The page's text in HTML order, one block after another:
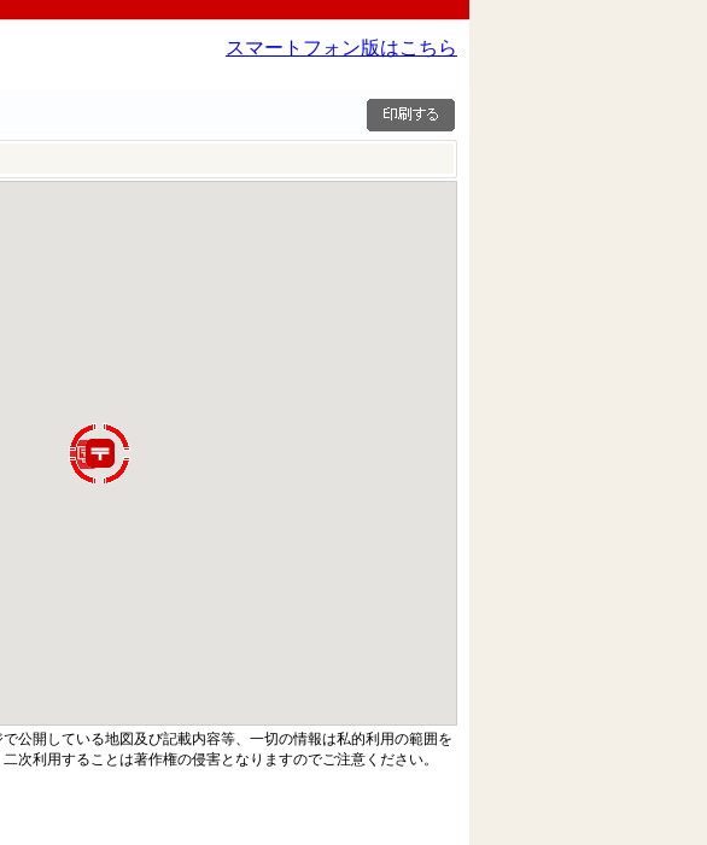
スマートフォン版はこちら
公開している地図及び記載内容等、一切の情報は私的利用の範囲を
次利用することは著作権の侵害となりますのでご注意ください。